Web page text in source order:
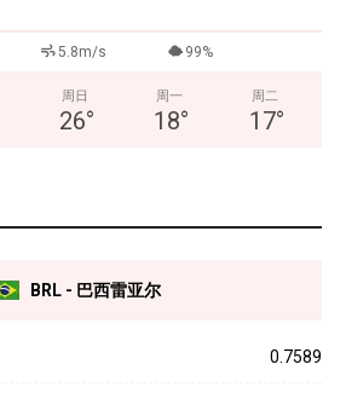
5.8m/s 99%
周日
26°
周一
18°
周二
17°
BRL - 巴西雷亚尔
0.7589